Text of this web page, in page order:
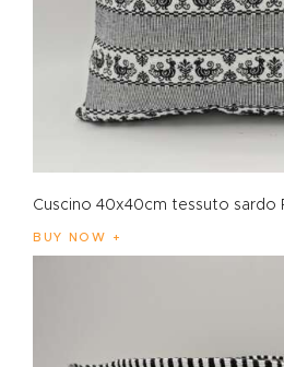
Cuscino 40x40cm tessuto sardo
BUY NOW